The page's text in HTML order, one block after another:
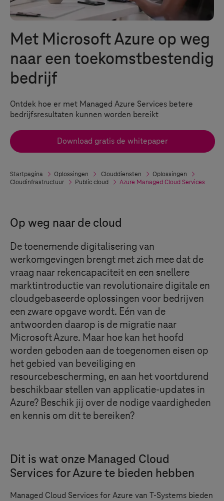
Met Microsoft Azure op weg
naar een toekomstbestendig
bedrijf
Ontdek hoe er met Managed Azure Services betere
bedrijfsresultaten kunnen worden bereikt
Download gratis de whitepaper
Startpagina Oplossingen Clouddiensten
Oplossingen
Cloudinfrastructuur
Public cloud Azure Managed Cloud Services
Op weg naar de cloud
De toenemende digitalisering van
werkomgevingen brengt met zich mee dat de
vraag naar rekencapaciteit en een snellere
marktintroductie van revolutionaire digitale en
cloudgebaseerde oplossingen voor bedrijven
een zware opgave wordt. Eén van de
antwoorden daarop is de migratie naar
Microsoft Azure. Maar hoe kan het hoofd
worden geboden aan de toegenomen eisen op
het gebied van beveiliging en
resourcebescherming, en aan het voortdurend
beschikbaar stellen van applicatie-updates in
Azure? Beschik jij over de nodige vaardigheden
en kennis om dit te bereiken?
Dit is wat onze Managed Cloud
Services for Azure te bieden hebben
Managed Cloud Services for Azure van T-Systems bieden